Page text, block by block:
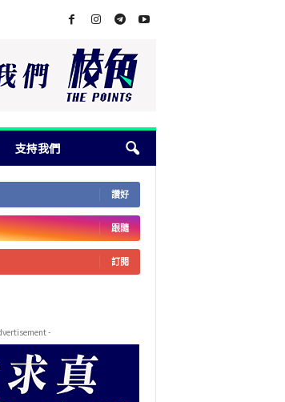
支持我們
讚好
跟隨
訂閱
-